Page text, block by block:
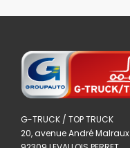
G-TRUCK / TOP TRUCK
20, avenue André Malraux